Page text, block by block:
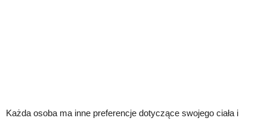
Każda osoba ma inne preferencje dotyczące swojego ciała i